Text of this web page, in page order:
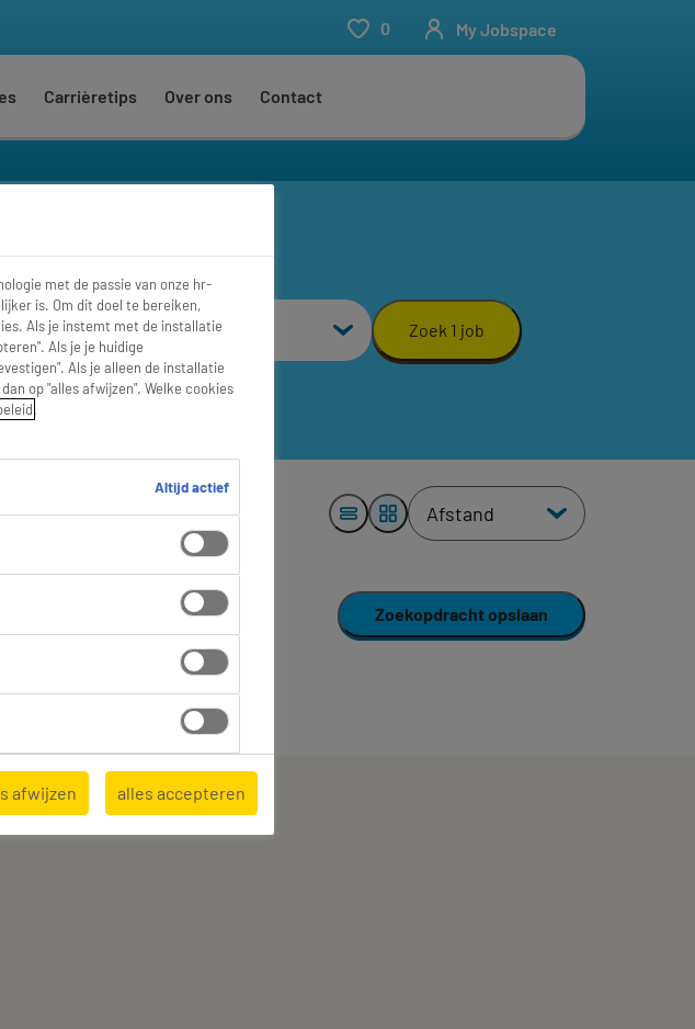
Carrièretips Over ons Contact
0 My Jobspace
Straal
Zoek 1 job
Zoekopdracht opslaan
met de passie van onze hr-
is. Om dit doel te bereiken,
Als je instemt met de installatie
Als je je huidige
Als je alleen de installatie
op "alles afwijzen". Welke cookies
.
Altijd actief
afwijzen alles accepteren